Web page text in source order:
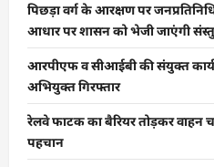
पिछड़ा वर्ग के आरक्षण पर
आधार पर शासन को भेजी जाएंगी
आरपीएफ व सीआईबी की संयुक्त
अभियुक्त गिरफ्तार
रेलवे फाटक का बैरियर तोड़कर
पहचान